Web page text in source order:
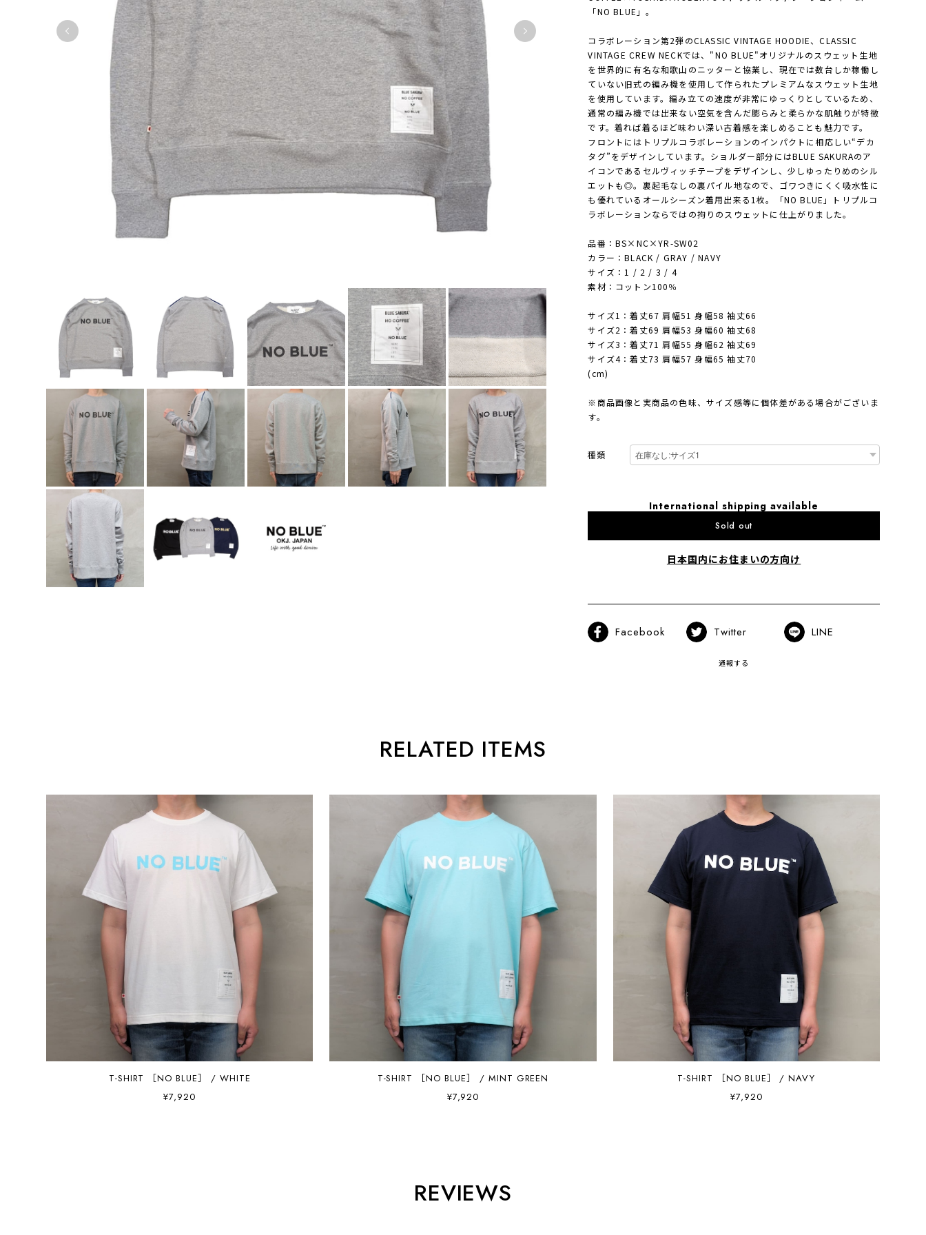
「NO BLUE」。
コラボレーション第2弾のCLASSIC VINTAGE HOODIE、CLASSIC
VINTAGE CREW NECKでは、"NO BLUE"オリジナルのスウェット生地
を世界的に有名な和歌山のニッターと協業し、現在では数台しか稼働し
ていない旧式の編み機を使用して作られたプレミアムなスウェット生地
を使用しています。編み立ての速度が非常にゆっくりとしているため、
通常の編み機では出来ない空気を含んだ膨らみと柔らかな肌触りが特徴
です。着れば着るほど味わい深い古着感を楽しめることも魅力です。
フロントにはトリプルコラボレーションのインパクトに相応しい“デカ
タグ”をデザインしています。ショルダー部分にはBLUE SAKURAのア
イコンであるセルヴィッチテープをデザインし、少しゆったりめのシル
エットも◎。裏起毛なしの裏パイル地なので、ゴワつきにくく吸水性に
も優れているオールシーズン着用出来る1枚。「NO BLUE」トリプルコ
ラボレーションならではの拘りのスウェットに仕上がりました。
品番：BS×NC×YR-SW02
カラー：BLACK / GRAY / NAVY
サイズ：1 / 2 / 3 / 4
素材：コットン100％
サイズ1：着丈67 肩幅51 身幅58 袖丈66
サイズ2：着丈69 肩幅53 身幅60 袖丈68
サイズ3：着丈71 肩幅55 身幅62 袖丈69
サイズ4：着丈73 肩幅57 身幅65 袖丈70
(cm)
※商品画像と実商品の色味、サイズ感等に個体差がある場合がございま
す。
種類
International shipping available
Sold out
日本国内にお住まいの方向け
Facebook Twitter LINE
通報する
RELATED ITEMS
T-SHIRT ［NO BLUE］ / WHITE
¥7,920
T-SHIRT ［NO BLUE］ / MINT GREEN
¥7,920
T-SHIRT ［NO BLUE］ / NAVY
¥7,920
REVIEWS